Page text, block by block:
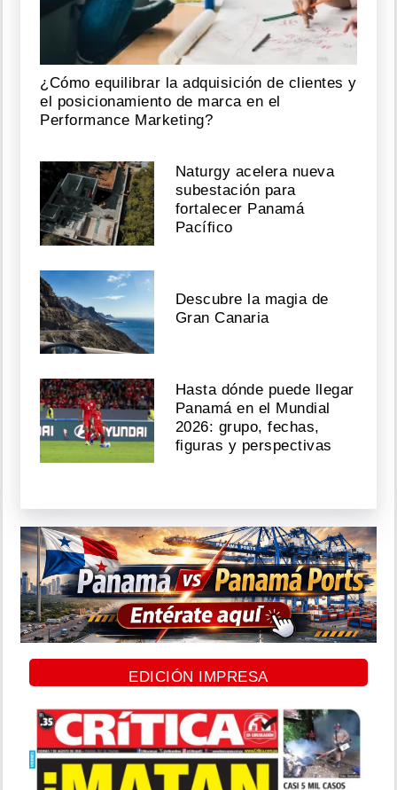
¿Cómo equilibrar la adquisición de clientes y
el posicionamiento de marca en el
Performance Marketing?
Naturgy acelera nueva
subestación para
fortalecer Panamá
Pacífico
Descubre la magia de
Gran Canaria
Hasta dónde puede llegar
Panamá en el Mundial
2026: grupo, fechas,
figuras y perspectivas
EDICIÓN IMPRESA